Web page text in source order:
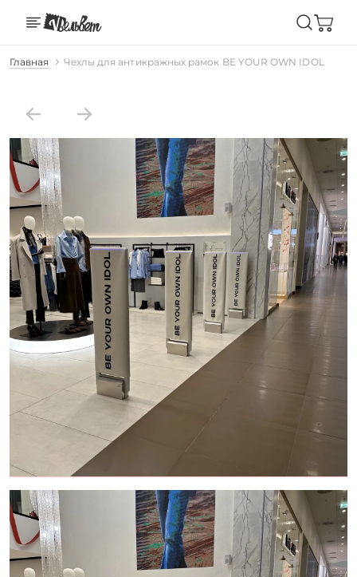
Главная Чехлы для антикражных рамок BE YOUR OWN IDOL